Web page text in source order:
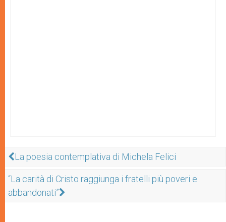
La poesia contemplativa di Michela Felici
“La carità di Cristo raggiunga i fratelli più poveri e
abbandonati”